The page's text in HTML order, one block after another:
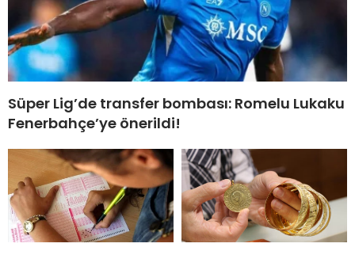
Süper Lig’de transfer bombası: Romelu Lukaku
Fenerbahçe’ye önerildi!